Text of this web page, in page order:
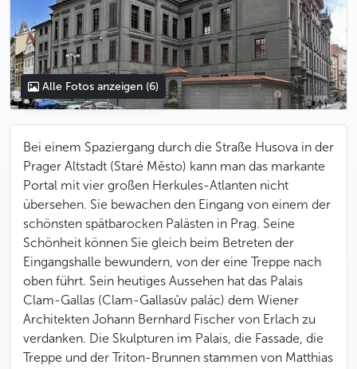
Alle Fotos anzeigen (6)
Bei einem Spaziergang durch die Straße Husova in der
Prager Altstadt (Staré Město) kann man das markante
Portal mit vier großen Herkules-Atlanten nicht
übersehen. Sie bewachen den Eingang von einem der
schönsten spätbarocken Palästen in Prag. Seine
Schönheit können Sie gleich beim Betreten der
Eingangshalle bewundern, von der eine Treppe nach
oben führt. Sein heutiges Aussehen hat das Palais
Clam-Gallas (Clam-Gallasův palác) dem Wiener
Architekten Johann Bernhard Fischer von Erlach zu
verdanken. Die Skulpturen im Palais, die Fassade, die
Treppe und der Triton-Brunnen stammen von Matthias